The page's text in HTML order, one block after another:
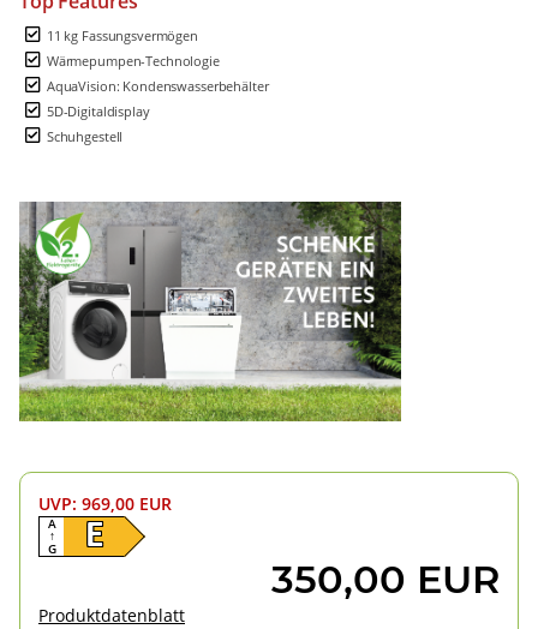
11 kg Fassungsvermögen
Wärmepumpen-Technologie
AquaVision: Kondenswasserbehälter
5D-Digitaldisplay
Schuhgestell
UVP: 969,00 EUR
E
A
↑
G
350,00 EUR
Produktdatenblatt